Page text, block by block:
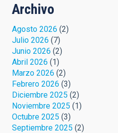
Archivo
Agosto 2026 (2)
Julio 2026 (7)
Junio 2026 (2)
Abril 2026 (1)
Marzo 2026 (2)
Febrero 2026 (3)
Diciembre 2025 (2)
Noviembre 2025 (1)
Octubre 2025 (3)
Septiembre 2025 (2)